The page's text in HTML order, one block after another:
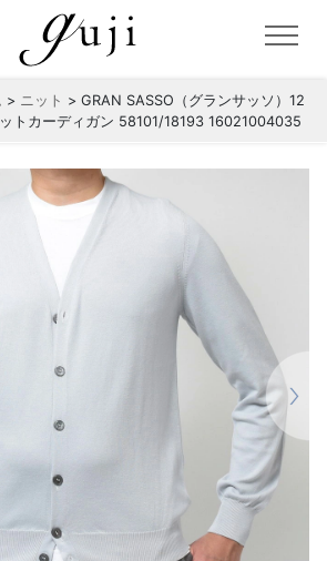
> ニット > GRAN SASSO（グランサッソ）12
トカーディガン 58101/18193 16021004035